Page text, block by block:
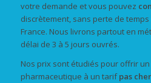
votre demande et vous pouvez
discrètement, sans perte de
France. Nous livrons partout en
délai de 3 à 5 jours ouvrés.
Nos prix sont étudiés pour offrir
pharmaceutique à un tarifpas cher